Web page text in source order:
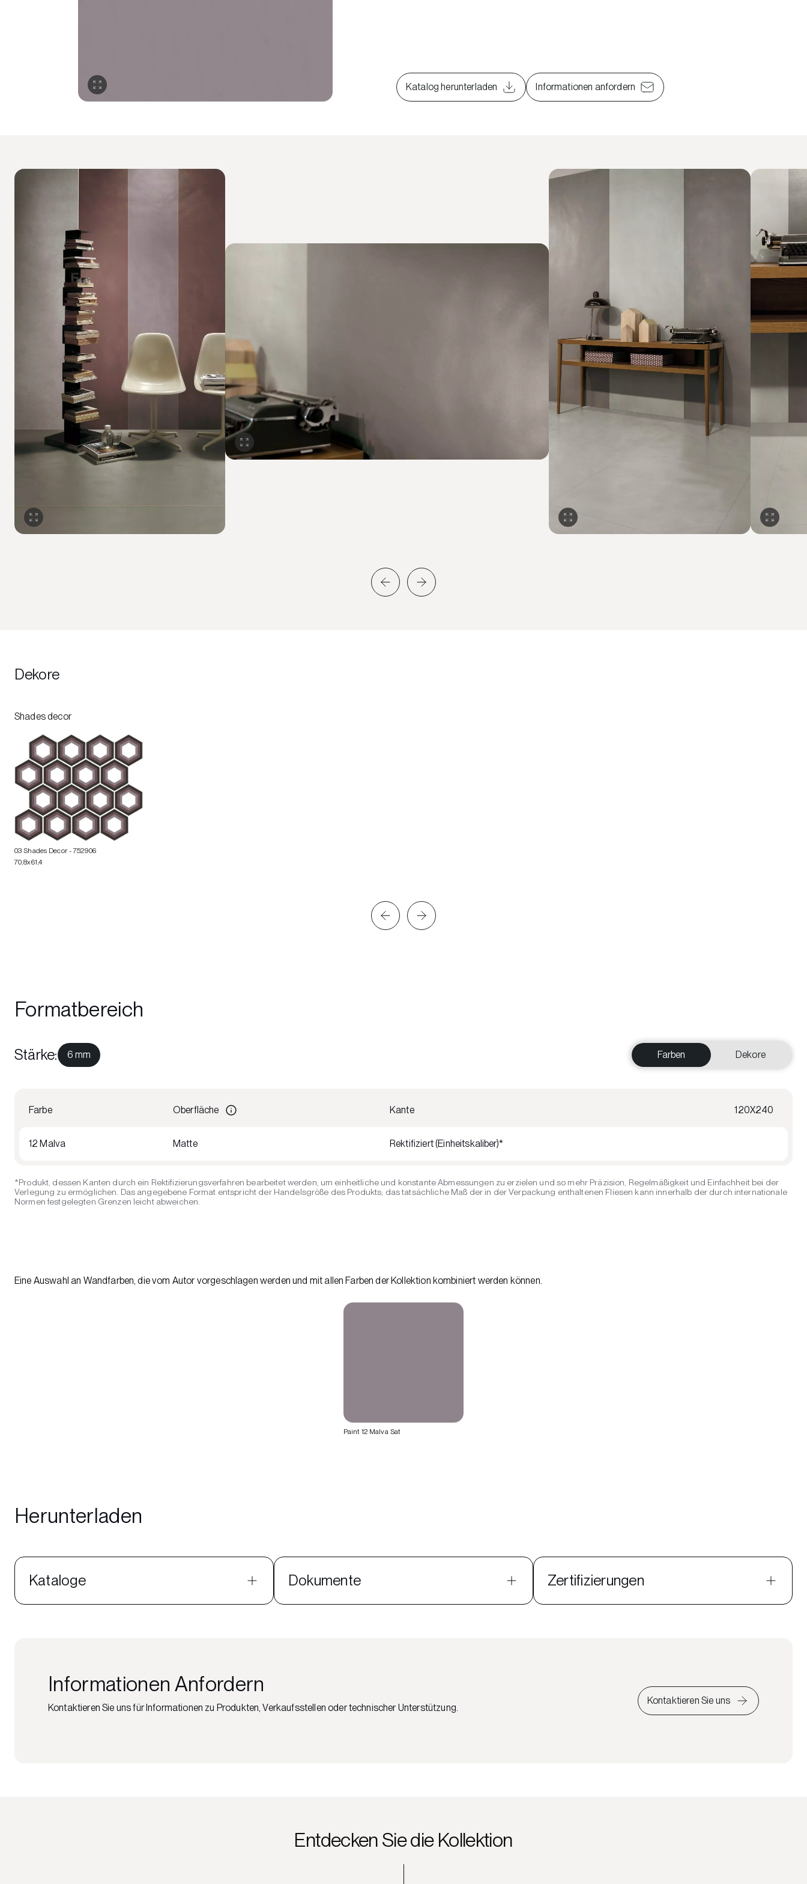
Katalog herunterladen Informationen anfordern
Dekore
Shades decor
03 Shades Decor- 752906
70,8x61,4
Formatbereich
Stärke: 6 mm Farben Dekore
Farbe Oberfläche Kante 120X240
12 Malva Matte Rektifiziert (Einheitskaliber)*
*Produkt, dessen Kanten durch ein Rektifizierungsverfahren bearbeitet werden, um einheitliche und konstante Abmessungen zu erzielen und so mehr Präzision, Regelmäßigkeit und Einfachheit bei der
Verlegung zu ermöglichen. Das angegebene Format entspricht der Handelsgröße des Produkts; das tatsächliche Maß der in der Verpackung enthaltenen Fliesen kann innerhalb der durch internationale
Normen festgelegten Grenzen leicht abweichen.
Eine Auswahl an Wandfarben, die vom Autor vorgeschlagen werden und mit allen Farben der Kollektion kombiniert werden können.
Paint 12 Malva Sat
Herunterladen
Kataloge Dokumente Zertifizierungen
Informationen Anfordern
Kontaktieren Sie uns für Informationen zu Produkten, Verkaufsstellen oder technischer Unterstützung.
Kontaktieren Sie uns
Entdecken Sie die Kollektion